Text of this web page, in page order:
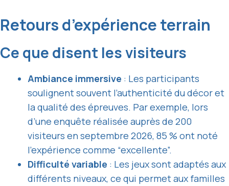
Retours d’expérience terrain
Ce que disent les visiteurs
Ambiance immersive : Les participants
soulignent souvent l’authenticité du décor et
la qualité des épreuves. Par exemple, lors
d’une enquête réalisée auprès de 200
visiteurs en septembre 2026, 85 % ont noté
l’expérience comme “excellente”.
Difficulté variable : Les jeux sont adaptés aux
différents niveaux, ce qui permet aux familles